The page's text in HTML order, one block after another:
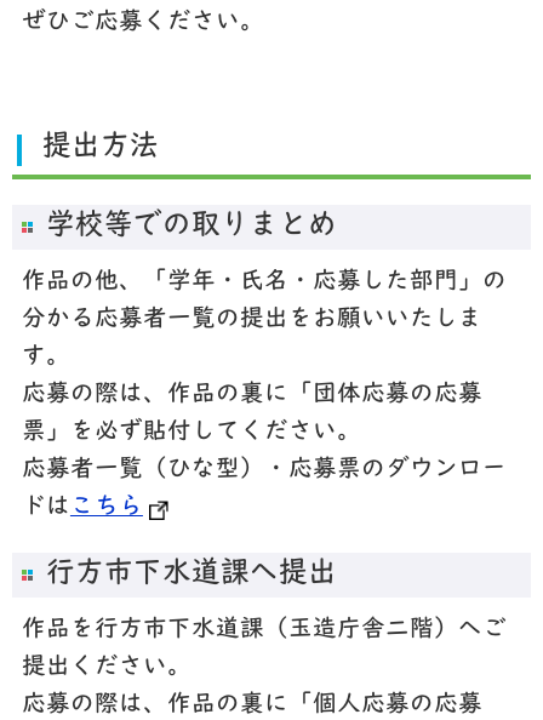
ぜひご応募ください。
提出方法
学校等での取りまとめ
作品の他、「学年・氏名・応募した部門」の
分かる応募者一覧の提出をお願いいたしま
す。
応募の際は、作品の裏に「団体応募の応募
票」を必ず貼付してください。
応募者一覧（ひな型）・応募票のダウンロー
ドは こちら
行方市下水道課へ提出
作品を行方市下水道課（玉造庁舎二階）へご
提出ください。
応募の際は、作品の裏に「個人応募の応募